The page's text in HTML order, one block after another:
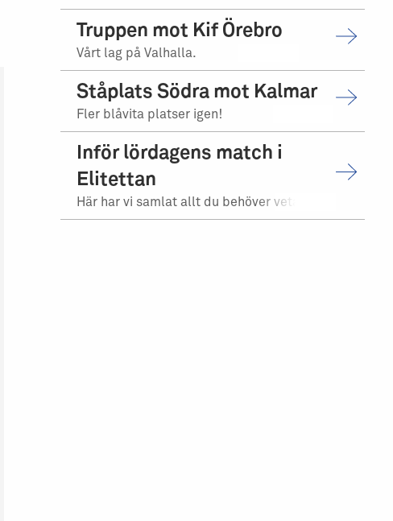
Truppen mot Kif Örebro
Vårt lag på Valhalla.
Ståplats Södra mot Kalmar
Fler blåvita platser igen!
Inför lördagens match i
Elitettan